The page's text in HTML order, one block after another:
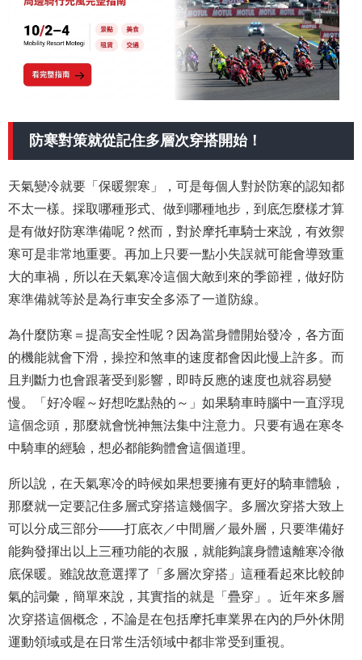
防寒對策就從記住多層次穿搭開始！
天氣變冷就要「保暖禦寒」，可是每個人對於防寒的認知都
不太一樣。採取哪種形式、做到哪種地步，到底怎麼樣才算
是有做好防寒準備呢？然而，對於摩托車騎士來說，有效禦
寒可是非常地重要。再加上只要一點小失誤就可能會導致重
大的車禍，所以在天氣寒冷這個大敵到來的季節裡，做好防
寒準備就等於是為行車安全多添了一道防線。
為什麼防寒＝提高安全性呢？因為當身體開始發冷，各方面
的機能就會下滑，操控和煞車的速度都會因此慢上許多。而
且判斷力也會跟著受到影響，即時反應的速度也就容易變
慢。「好冷喔～好想吃點熱的～」如果騎車時腦中一直浮現
這個念頭，那麼就會恍神無法集中注意力。只要有過在寒冬
中騎車的經驗，想必都能夠體會這個道理。
所以說，在天氣寒冷的時候如果想要擁有更好的騎車體驗，
那麼就一定要記住多層式穿搭這幾個字。多層次穿搭大致上
可以分成三部分——打底衣／中間層／最外層，只要準備好
能夠發揮出以上三種功能的衣服，就能夠讓身體遠離寒冷徹
底保暖。雖說故意選擇了「多層次穿搭」這種看起來比較帥
氣的詞彙，簡單來說，其實指的就是「疊穿」。近年來多層
次穿搭這個概念，不論是在包括摩托車業界在內的戶外休閒
運動領域或是在日常生活領域中都非常受到重視。